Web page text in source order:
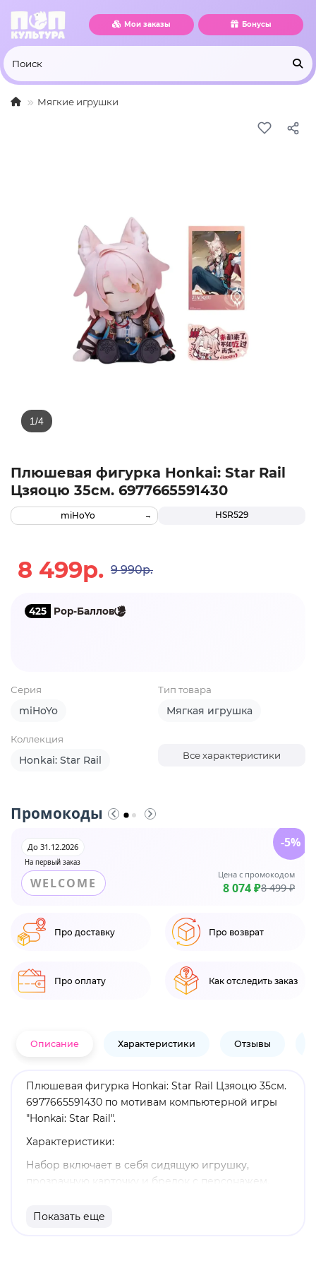
Мои заказы Бонусы
Мягкие игрушки
Плюшевая фигурка Honkai: Star Rail
Цзяоцю 35см. 6977665591430
HSR529
miHoYo
8 499р. 9 990р.
425 Pop-Баллов
Серия
miHoYo
Тип товара
Мягкая игрушка
Коллекция
Honkai: Star Rail Все характеристики
Промокоды
На первый заказ
До 31.12.2026
WELCOME
Цена с промокодом
8 074 ₽8 499 ₽
-5%
Про доставку Про возврат
Про оплату Как отследить заказ
Описание Характеристики Отзывы
Плюшевая фигурка Honkai: Star Rail Цзяоцю 35см.
6977665591430 по мотивам компьютерной игры
"Honkai: Star Rail".
Характеристики:
Набор включает в себя сидящую игрушку,
прозрачную карточку и брелок с персонажем.
брелок - ПВХ и металл.
Показать еще